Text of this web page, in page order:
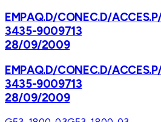
EMPAQ.D/CONEC.D/
3435-9009713
28/09/2009
EMPAQ.D/CONEC.D/
3435-9009713
28/09/2009